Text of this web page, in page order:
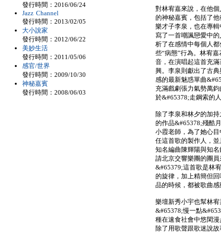
對林宥嘉來說，在他
的神秘嘉賓，包括了
樂才子李泉，也在專
寫了一首嘲諷戀愛中
析了在感情中每個人
些“病態”行為。林宥
音，在演唱起這首充
興。李泉則獻出了古
感的最新魅惑單曲
充滿戲劇張力氣勢萬
於&#65378;走鋼索的
除了李泉和林夕的加
的作品&#65378;殘酷
小霞老師，為了她心
任這首歌的製作人，
知名編曲陳輝陽與知
請北京交響樂團的團
&#65379;這首歌是林
的旋律，加上精簡但
品的時候，都被歌曲
樂壇新秀小宇也幫林
&#65378;慢一點
種在速食社會中悠閑
除了用歌聲跟歌迷說
發行時間：2016/06/24
Jazz Channel
發行時間：2013/02/05
大小說家
發行時間：2012/06/22
美妙生活
發行時間：2011/05/06
感官/世界
發行時間：2009/10/30
神秘嘉賓
發行時間：2008/06/03